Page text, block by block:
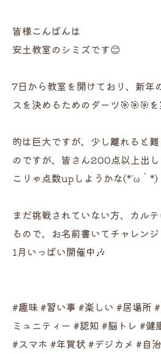
皆様こんばんは
安土教室のシミズです😊
7日から教室を開けており、新年
スを決めるためのダーツ🎯🎯🎯
的は巨大ですが、少し離れると
のですが、皆さん200点以上出
こりゃ点数upしようかな(*´ω｀*)
まだ挑戦されていない方、カル
るので、お名前書いてチャレン
1月いっぱい開催中🎶
#趣味 #習い事 #楽しい #居場所
ミュニティー #認知 #脳トレ #健
#スマホ #年賀状 #デジカメ #自